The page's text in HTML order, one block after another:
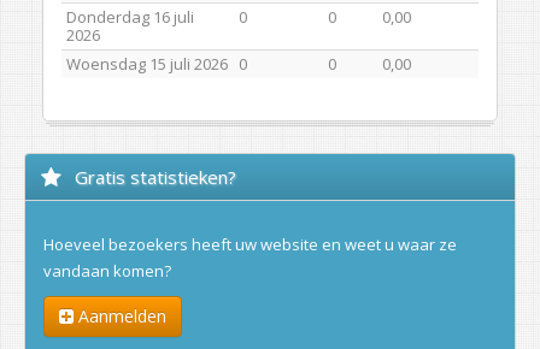
Donderdag 16 juli
2026
0 0 0,00
Woensdag 15 juli 2026 0 0 0,00
Gratis statistieken?
Hoeveel bezoekers heeft uw website en weet u waar ze
vandaan komen?
Aanmelden